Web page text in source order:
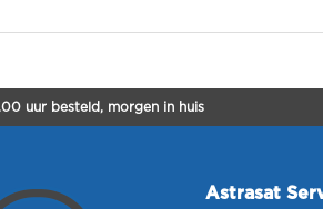
uur besteld, morgen in huis
Astrasat